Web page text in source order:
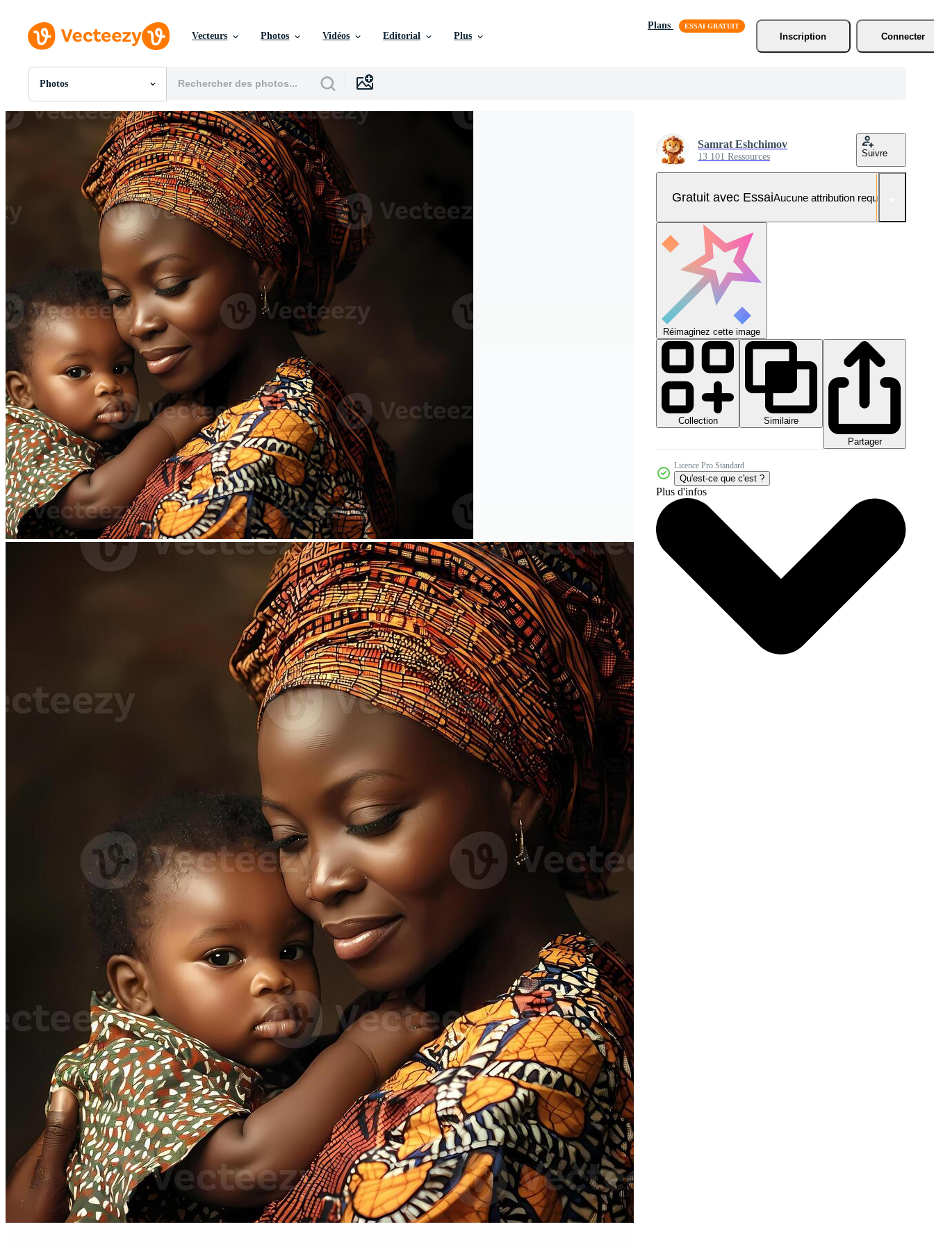
Vecteurs Photos Vidéos Editorial Plus
Plans
Inscription
Connecter
Photos
Toutes Images
Photos
Modèles
Vecteurs
Motion graphics
Images Éditoriales
Événements Éditoriaux
Samrat Eshchimov
13 101 Ressources Suivre
Gratuit avec EssaiAucune attribution requise
Réimaginez cette image
Collection
Similaire
Partager
Licence Pro Standard
Qu'est-ce que c'est ?
Plus d'infos